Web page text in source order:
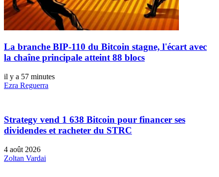
La branche BIP-110 du Bitcoin stagne, l'écart avec
la chaîne principale atteint 88 blocs
il y a 57 minutes
Ezra Reguerra
Strategy vend 1 638 Bitcoin pour financer ses
dividendes et racheter du STRC
4 août 2026
Zoltan Vardai